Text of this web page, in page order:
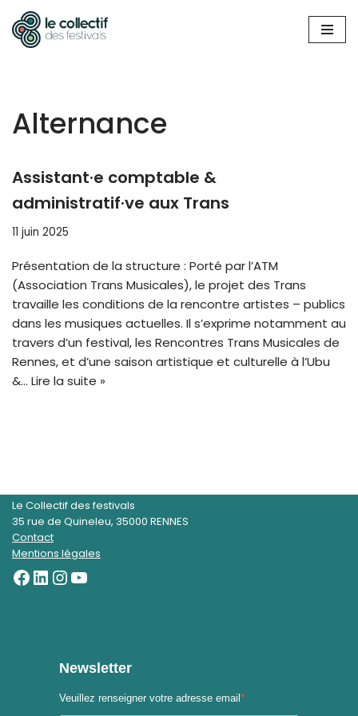
Aller
Alternance
Assistant·e comptable &
administratif·ve aux Trans
11 juin 2025
Présentation de la structure : Porté par l’ATM
(Association Trans Musicales), le projet des Trans
travaille les conditions de la rencontre artistes – publics
dans les musiques actuelles. Il s’exprime notamment au
travers d’un festival, les Rencontres Trans Musicales de
Rennes, et d’une saison artistique et culturelle à l’Ubu
&… Lire la suite »
Le Collectif des festivals
35 rue de Quineleu, 35000 RENNES
Contact
Mentions légales